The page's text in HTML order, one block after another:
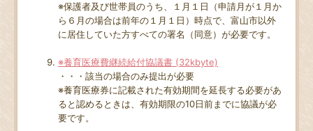
※保護者及び世帯員のうち、１月１日（申請月が１月か
ら６月の場合は前年の１月１日）時点で、富山市以外
に居住していた方すべての署名（同意）が必要です。
※養育医療費継続給付協議書 (32kbyte)
・・・該当の場合のみ提出が必要
※養育医療券に記載された有効期間を延長する必要があ
ると認めるときは、有効期限の10日前までに協議が必
要です。